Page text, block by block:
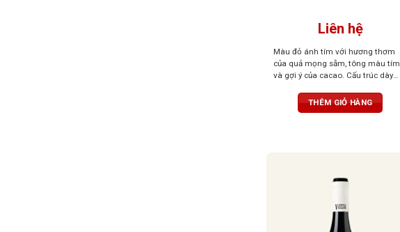
Liên hệ
Màu đỏ ánh tím với hương thơm
của quả mọng sẫm, tông màu tím
và gợi ý của cacao. Cấu trúc dày
và quả mọng đenTHÊM GIỎ HÀNG